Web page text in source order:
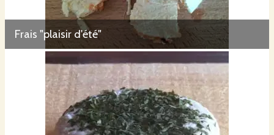
Frais "plaisir d'été"